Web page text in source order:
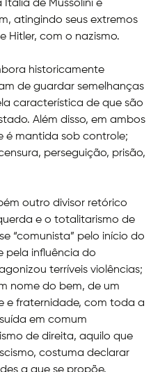
de Mussolini e
atingindo seus extremos
Hitler, com o nazismo.
historicamente
de guardar semelhanças
característica de que são
Além disso, em ambos
é mantida sob controle;
perseguição, prisão,
outro divisor retórico
e o totalitarismo de
“comunista” pelo início do
pela influência do
terríveis violências;
nome do bem, de um
e fraternidade, com toda a
em comum
de direita, aquilo que
costuma declarar